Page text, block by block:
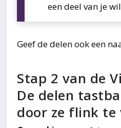
een deel van je
Geef de delen ook een
Stap 2 van de
De delen
door ze flink te